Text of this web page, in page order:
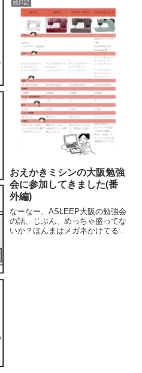
常生活。長女が被服関係の学部を
専攻し、服飾関係の...
絵日記
おえかきミシンの大阪勉強
会に参加してきました(番
外編)
なーなー、ASLEEP大阪の勉強会
の話、じぶん、めっちゃ盛ってな
いか？ほんまはメガネかけてる